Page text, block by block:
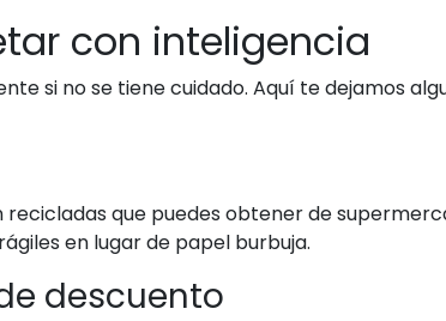
con inteligencia
si no se tiene cuidado. Aquí te dejamos
que puedes obtener de
en lugar de papel burbuja.
descuento